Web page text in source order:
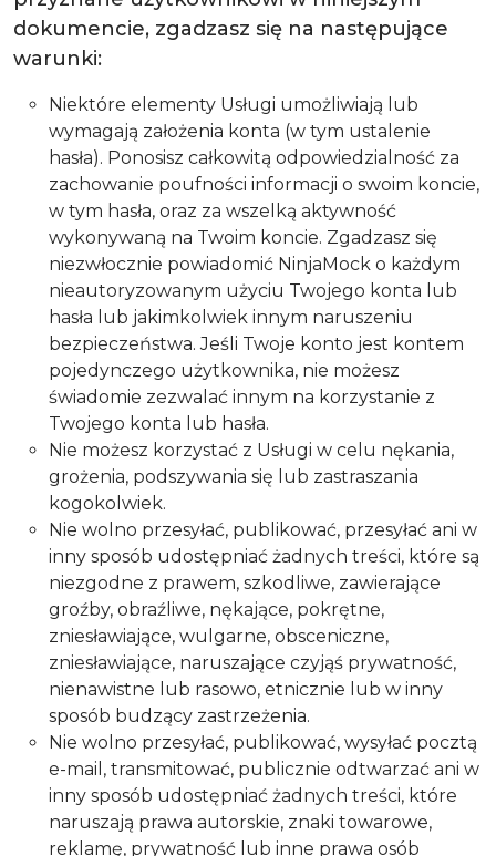
dokumencie, zgadzasz się na następujące
warunki:
Niektóre elementy Usługi umożliwiają lub
wymagają założenia konta (w tym ustalenie
hasła). Ponosisz całkowitą odpowiedzialność za
zachowanie poufności informacji o swoim koncie,
w tym hasła, oraz za wszelką aktywność
wykonywaną na Twoim koncie. Zgadzasz się
niezwłocznie powiadomić NinjaMock o każdym
nieautoryzowanym użyciu Twojego konta lub
hasła lub jakimkolwiek innym naruszeniu
bezpieczeństwa. Jeśli Twoje konto jest kontem
pojedynczego użytkownika, nie możesz
świadomie zezwalać innym na korzystanie z
Twojego konta lub hasła.
Nie możesz korzystać z Usługi w celu nękania,
grożenia, podszywania się lub zastraszania
kogokolwiek.
Nie wolno przesyłać, publikować, przesyłać ani w
inny sposób udostępniać żadnych treści, które są
niezgodne z prawem, szkodliwe, zawierające
groźby, obraźliwe, nękające, pokrętne,
zniesławiające, wulgarne, obsceniczne,
zniesławiające, naruszające czyjąś prywatność,
nienawistne lub rasowo, etnicznie lub w inny
sposób budzący zastrzeżenia.
Nie wolno przesyłać, publikować, wysyłać pocztą
e-mail, transmitować, publicznie odtwarzać ani w
inny sposób udostępniać żadnych treści, które
naruszają prawa autorskie, znaki towarowe,
reklamę, prywatność lub inne prawa osób